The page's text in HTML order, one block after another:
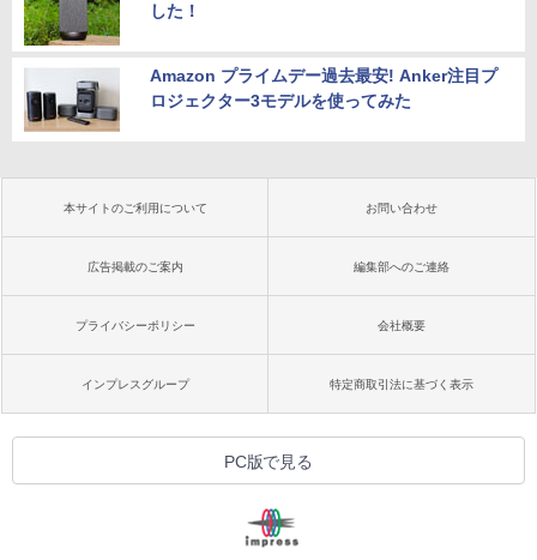
した！
Amazon プライムデー過去最安! Anker注目プ
ロジェクター3モデルを使ってみた
本サイトのご利用について お問い合わせ
広告掲載のご案内 編集部へのご連絡
プライバシーポリシー 会社概要
インプレスグループ 特定商取引法に基づく表示
PC版で見る